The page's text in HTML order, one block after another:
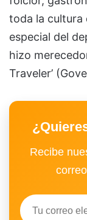
toda la cultura
especial del
hizo
Traveler’
Recibe